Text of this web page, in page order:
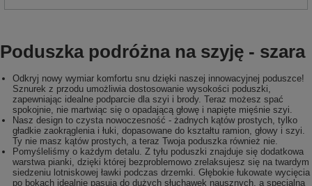
Poduszka podróżna na szyję - szara
Odkryj nowy wymiar komfortu snu dzięki naszej innowacyjnej poduszce!
Sznurek z przodu umożliwia dostosowanie wysokości poduszki,
zapewniając idealne podparcie dla szyi i brody. Teraz możesz spać
spokojnie, nie martwiąc się o opadającą głowę i napięte mięśnie szyi.
Nasz design to czysta nowoczesność - żadnych kątów prostych, tylko
gładkie zaokrąglenia i łuki, dopasowane do kształtu ramion, głowy i szyi.
Ty nie masz kątów prostych, a teraz Twoja poduszka również nie.
Pomyśleliśmy o każdym detalu. Z tyłu poduszki znajduje się dodatkowa
warstwa pianki, dzięki której bezproblemowo zrelaksujesz się na twardym
siedzeniu lotniskowej ławki podczas drzemki. Głębokie łukowate wycięcia
po bokach idealnie pasują do dużych słuchawek nausznych, a specjalna